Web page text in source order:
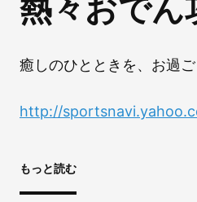
熱々おでん
癒しのひとときを、お過ご
http://
もっと読む